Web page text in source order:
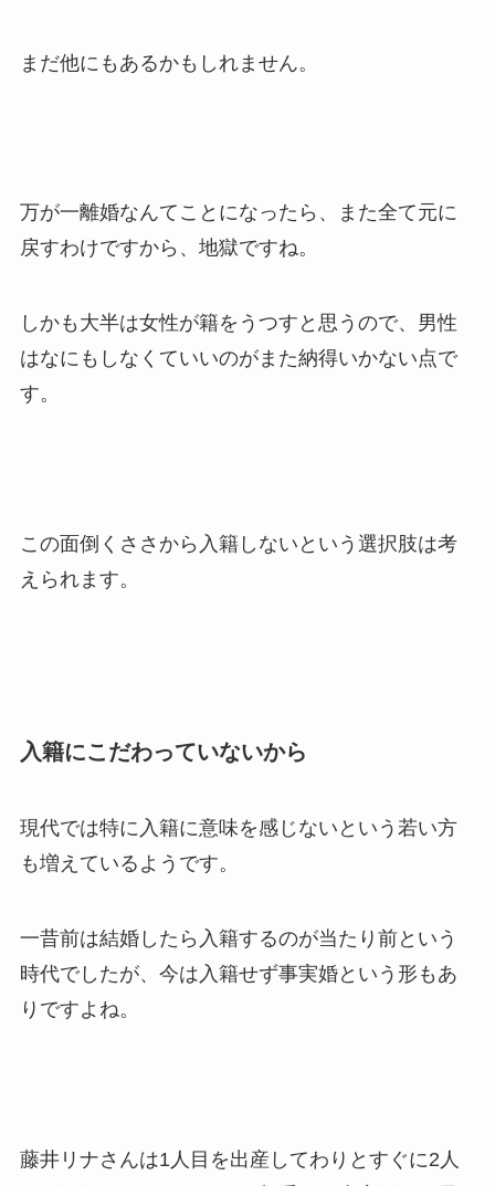
まだ他にもあるかもしれません。
万が一離婚なんてことになったら、また全て元に
戻すわけですから、地獄ですね。
しかも大半は女性が籍をうつすと思うので、男性
はなにもしなくていいのがまた納得いかない点で
す。
この面倒くささから入籍しないという選択肢は考
えられます。
入籍にこだわっていないから
現代では特に入籍に意味を感じないという若い方
も増えているようです。
一昔前は結婚したら入籍するのが当たり前という
時代でしたが、今は入籍せず事実婚という形もあ
りですよね。
藤井リナさんは1人目を出産してわりとすぐに2人